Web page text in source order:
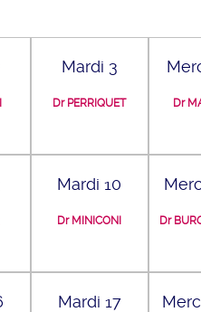
Mardi 3
Dr PERRIQUET Dr
Mardi 10
Dr MINICONI Dr
Mardi 17